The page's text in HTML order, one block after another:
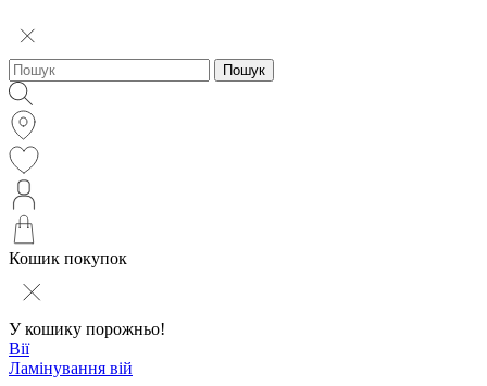
Пошук
Кошик покупок
У кошику порожньо!
Вії
Ламінування вій